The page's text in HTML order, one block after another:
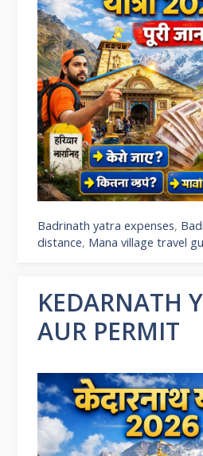
Badrinath yatra expenses,
distance, Mana village travel
KEDARNATH
AUR PERMIT